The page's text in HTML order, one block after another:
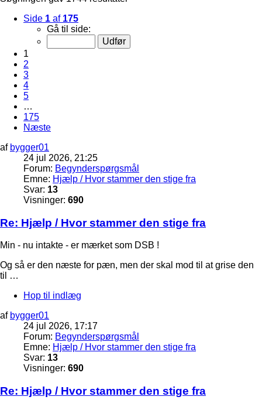
Side 1 af 175
Gå til side:
1
2
3
4
5
…
175
Næste
af bygger01
24 jul 2026, 21:25
Forum: Begynderspørgsmål
Emne: Hjælp / Hvor stammer den stige fra
Svar: 13
Visninger: 690
Re: Hjælp / Hvor stammer den stige fra
Min - nu intakte - er mærket som DSB !
Og så er den næste for pæn, men der skal mod til at grise den
til …
Hop til indlæg
af bygger01
24 jul 2026, 17:17
Forum: Begynderspørgsmål
Emne: Hjælp / Hvor stammer den stige fra
Svar: 13
Visninger: 690
Re: Hjælp / Hvor stammer den stige fra